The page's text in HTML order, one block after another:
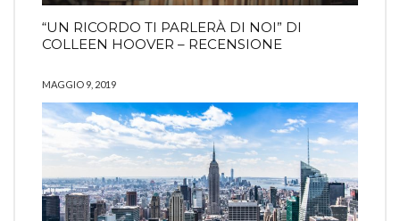
“UN RICORDO TI PARLERÀ DI NOI” DI
COLLEEN HOOVER – RECENSIONE
MAGGIO 9, 2019